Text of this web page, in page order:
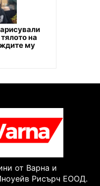
на
му
от Варна и
Рисърч ЕООД.